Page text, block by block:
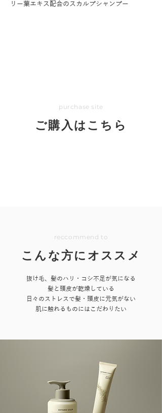
リー葉エキス配合のスカルプシャンプー
purchase site
ご購入はこちら
reccommend to
こんな方にオススメ
抜け毛、髪のハリ・コシ不足が気になる
髪と頭皮が乾燥している
日々のストレスで髪・頭皮に元気がない
肌に触れるものにはこだわりたい